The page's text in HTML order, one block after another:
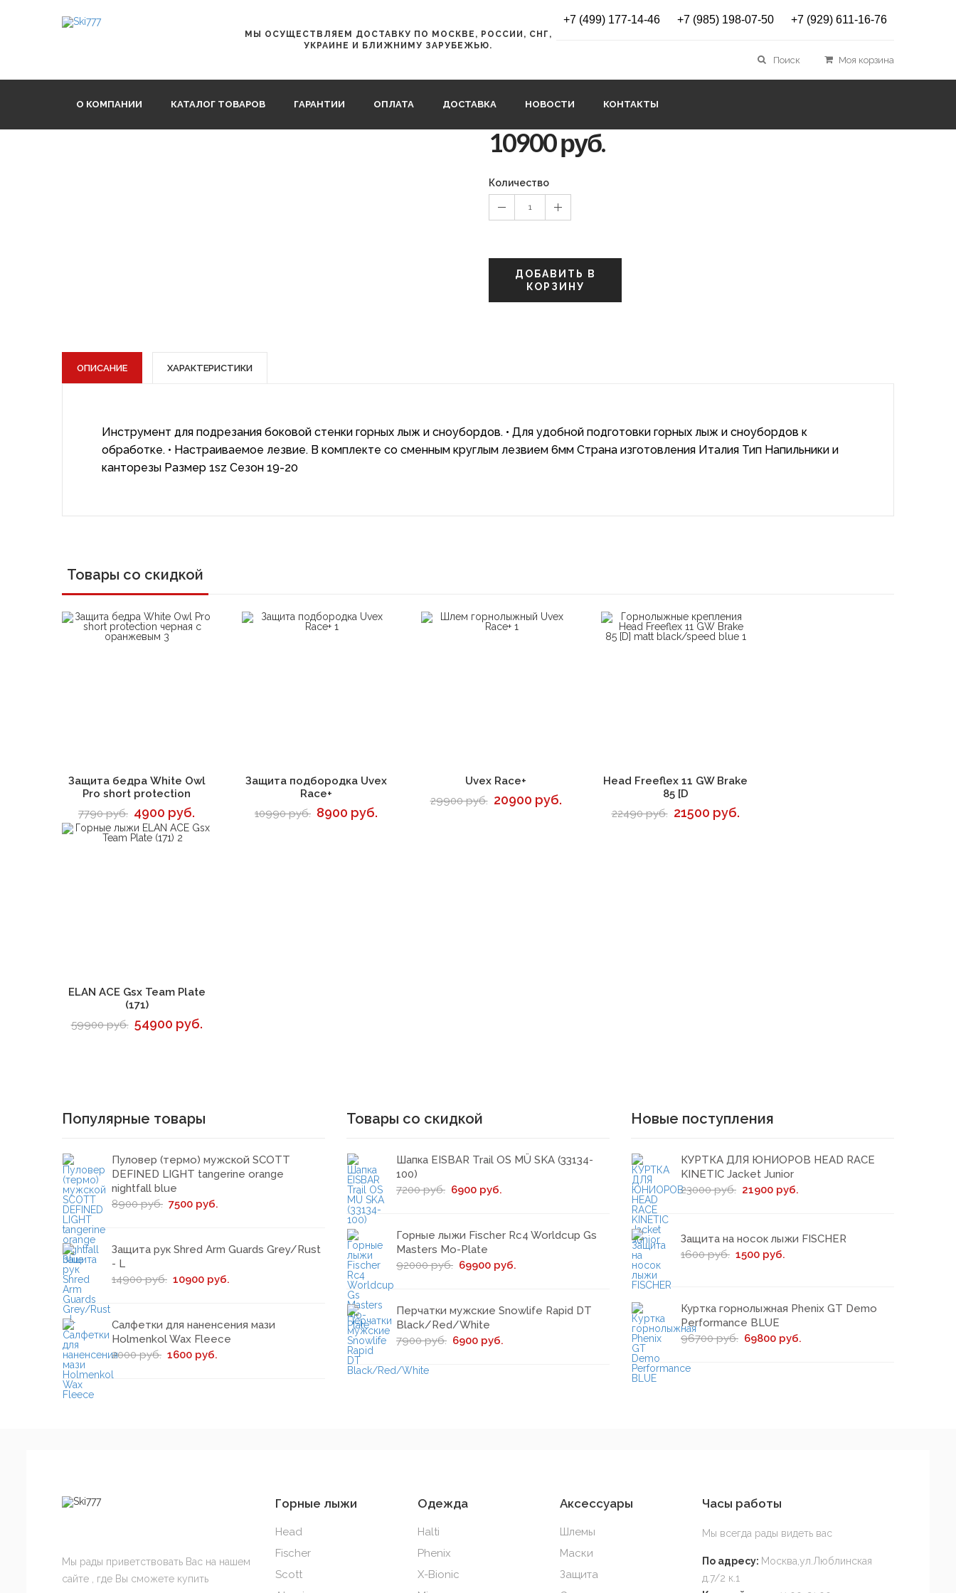
МЫ ОСУЩЕСТВЛЯЕМ ДОСТАВКУ ПО МОСКВЕ, РОССИИ, СНГ,
УКРАИНЕ И БЛИЖНИМУ ЗАРУБЕЖЬЮ.
+7 (499) 177-14-46 +7 (985) 198-07-50 +7 (929) 611-16-76
Поиск Моя корзина
О КОМПАНИИ КАТАЛОГ ТОВАРОВ ГАРАНТИИ ОПЛАТА ДОСТАВКА НОВОСТИ КОНТАКТЫ
Нож для боковой стенки Holmenkol
Ergo SideWall Planer
24456
10900 руб.
Количество
1
ДОБАВИТЬ В
КОРЗИНУ
ОПИСАНИЕ ХАРАКТЕРИСТИКИ
Инструмент для подрезания боковой стенки горных лыж и сноубордов. • Для удобной подготовки горных лыж и сноубордов к
обработке. • Настраиваемое лезвие. В комплекте со сменным круглым лезвием 6мм Страна изготовления Италия Тип Напильники и
канторезы Размер 1sz Сезон 19-20
Товары со скидкой
В корзину
Защита бедра White Owl
Pro short protection
7790 руб. 4900 руб.
В корзину
Защита подбородка Uvex
Race+
10990 руб. 8900 руб.
В корзину
Uvex Race+
29900 руб. 20900 руб.
В корзину
Head Freeflex 11 GW Brake
85 [D
22490 руб. 21500 руб.
В корзину
ELAN ACE Gsx Team Plate
(171)
59900 руб. 54900 руб.
Популярные товары
Пуловер (термо) мужской SCOTT
DEFINED LIGHT tangerine orange
nightfall blue
8900 руб. 7500 руб.
Защита рук Shred Arm Guards Grey/Rust
- L
14900 руб. 10900 руб.
Салфетки для наненсения мази
Holmenkol Wax Fleece
2000 руб. 1600 руб.
Товары со скидкой
Шапка EISBAR Trail OS MÜ SKA (33134-
100)
7200 руб. 6900 руб.
Горные лыжи Fischer Rc4 Worldcup Gs
Masters Mo-Plate
92000 руб. 69900 руб.
Перчатки мужские Snowlife Rapid DT
Black/Red/White
7900 руб. 6900 руб.
Новые поступления
КУРТКА ДЛЯ ЮНИОРОВ HEAD RACE
KINETIC Jacket Junior
23000 руб. 21900 руб.
Защита на носок лыжи FISCHER
1600 руб. 1500 руб.
Куртка горнолыжная Phenix GT Demo
Performance BLUE
96700 руб. 69800 руб.
Мы рады приветствовать Вас на нашем
сайте , где Вы сможете купить
Горные лыжи
Head
Fischer
Scott
Одежда
Halti
Phenix
X-Bionic
Аксессуары
Шлемы
Маски
Защита
Часы работы
Мы всегда рады видеть вас
По адресу: Москва,ул.Люблинская
д.7/2 к.1